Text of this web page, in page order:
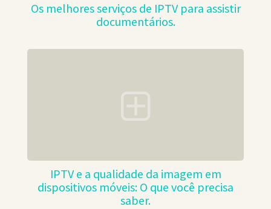
Os melhores serviços de IPTV para assistir
documentários.
IPTV e a qualidade da imagem em
dispositivos móveis: O que você precisa
saber.